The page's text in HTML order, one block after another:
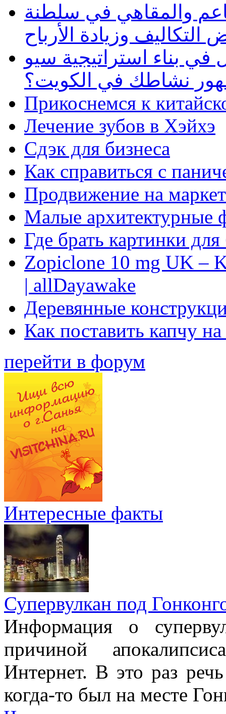
والمقاهي في سلطنة
وزيادة الأرباح
بناء استراتيجية سيو
نشاطك في الكويت؟
Прикоснемся к
Лечение зубов в Хэйхэ
Сдэк для бизнеса
Как справиться с
Продвижение на
Малые архитектурные
Где брать картинки
Zopiclone 10 mg UK –
| allDayawake
Деревянные
Как поставить капчу
перейти в форум
Интересные факты
Супервулкан под
Информация о
причиной
Интернет. В это раз
когда-то был на месте